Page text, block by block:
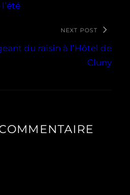
NEXT POST
du raisin à l’Hôtel de
Cluny